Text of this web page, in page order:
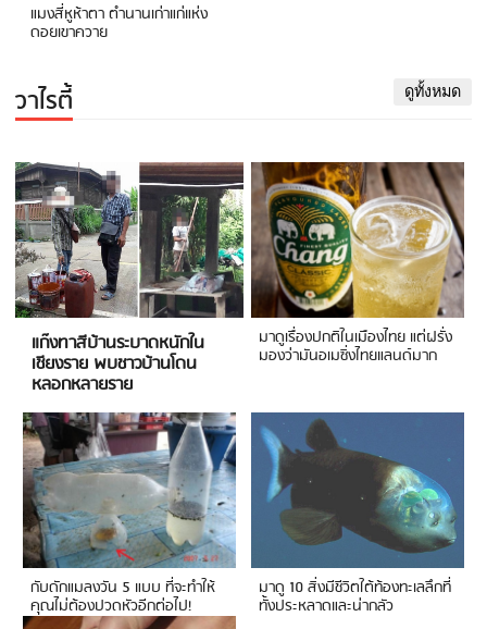
แมงสี่หูห้าตา ตำนานเก่าแก่แห่ง
ดอยเขาควาย
วาไรตี้ ดูทั้งหมด
แก๊งทาสีบ้านระบาดหนักใน
เชียงราย พบชาวบ้านโดน
หลอกหลายราย
มาดูเรื่องปกติในเมืองไทย แต่ฝรั่ง
มองว่ามันอเมซิ่งไทยแลนด์มาก
กับดักแมลงวัน 5 แบบ ที่จะทำให้
คุณไม่ต้องปวดหัวอีกต่อไป!
มาดู 10 สิ่งมีชีวิตใต้ท้องทะเลลึกที่
ทั้งประหลาดและน่ากลัว